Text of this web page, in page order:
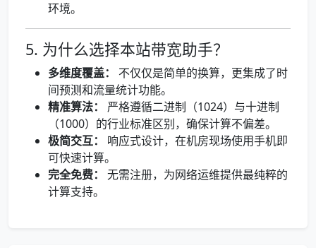
环境。
5. 为什么选择本站带宽助手？
多维度覆盖：
不仅仅是简单的换算，更集成了时
间预测和流量统计功能。
精准算法：
严格遵循二进制（1024）与十进制
（1000）的行业标准区别，确保计算不偏差。
极简交互：
响应式设计，在机房现场使用手机即
可快速计算。
完全免费：
无需注册，为网络运维提供最纯粹的
计算支持。